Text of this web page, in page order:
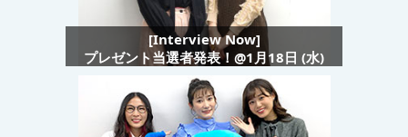
[Interview Now]
プレゼント当選者発表！@1月18日 (水)